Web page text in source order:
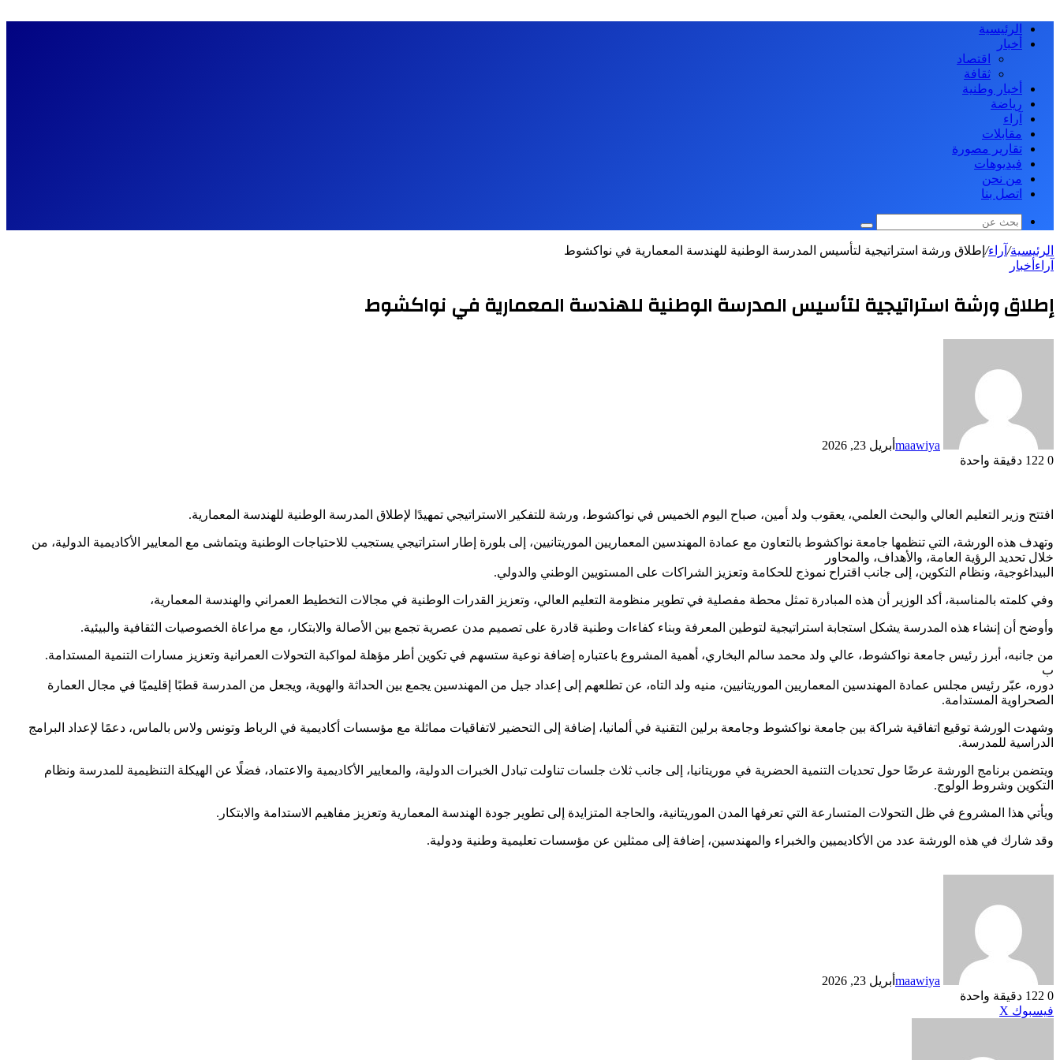
الرئيسية
أخبار
اقتصاد
ثقافة
أخبار وطنية
رياضة
آراء
مقابلات
تقارير مصورة
فيديوهات
من نحن
اتصل بنا
بحث
عن
الرئيسية/ آراء/ إطلاق ورشة استراتيجية لتأسيس المدرسة الوطنية للهندسة المعمارية في نواكشوط
آراء أخبار
إطلاق ورشة استراتيجية لتأسيس المدرسة الوطنية للهندسة المعمارية في نواكشوط
maawiya أبريل 23, 2026
0
دقيقة واحدة
افتتح وزير التعليم العالي والبحث العلمي، يعقوب ولد أمين، صباح اليوم الخميس في نواكشوط، ورشة للتفكير الاستراتيجي تمهيدًا لإطلاق المدرسة الوطنية للهندسة المعمارية.
وتهدف هذه الورشة، التي تنظمها جامعة نواكشوط بالتعاون مع عمادة المهندسين المعماريين الموريتانيين، إلى بلورة إطار استراتيجي يستجيب للاحتياجات الوطنية ويتماشى مع المعايير الأكاديمية الدولية، من
خلال تحديد الرؤية العامة، والأهداف، والمحاور
البيداغوجية، ونظام التكوين، إلى جانب اقتراح نموذج للحكامة وتعزيز الشراكات على المستويين الوطني والدولي.
وفي كلمته بالمناسبة، أكد الوزير أن هذه المبادرة تمثل محطة مفصلية في تطوير منظومة التعليم العالي، وتعزيز القدرات الوطنية في مجالات التخطيط العمراني والهندسة المعمارية،
وأوضح أن إنشاء هذه المدرسة يشكل استجابة استراتيجية لتوطين المعرفة وبناء كفاءات وطنية قادرة على تصميم مدن عصرية تجمع بين الأصالة والابتكار، مع مراعاة الخصوصيات الثقافية والبيئية.
من جانبه، أبرز رئيس جامعة نواكشوط، عالي ولد محمد سالم البخاري، أهمية المشروع باعتباره إضافة نوعية ستسهم في تكوين أطر مؤهلة لمواكبة التحولات العمرانية وتعزيز مسارات التنمية المستدامة.
ب
دوره، عبّر رئيس مجلس عمادة المهندسين المعماريين الموريتانيين، منيه ولد التاه، عن تطلعهم إلى إعداد جيل من المهندسين يجمع بين الحداثة والهوية، ويجعل من المدرسة قطبًا إقليميًا في مجال العمارة
الصحراوية المستدامة.
وشهدت الورشة توقيع اتفاقية شراكة بين جامعة نواكشوط وجامعة برلين التقنية في ألمانيا، إضافة إلى التحضير لاتفاقيات مماثلة مع مؤسسات أكاديمية في الرباط وتونس ولاس بالماس، دعمًا لإعداد البرامج
الدراسية للمدرسة.
ويتضمن برنامج الورشة عرضًا حول تحديات التنمية الحضرية في موريتانيا، إلى جانب ثلاث جلسات تناولت تبادل الخبرات الدولية، والمعايير الأكاديمية والاعتماد، فضلًا عن الهيكلة التنظيمية للمدرسة ونظام
التكوين وشروط الولوج.
ويأتي هذا المشروع في ظل التحولات المتسارعة التي تعرفها المدن الموريتانية، والحاجة المتزايدة إلى تطوير جودة الهندسة المعمارية وتعزيز مفاهيم الاستدامة والابتكار.
وقد شارك في هذه الورشة عدد من الأكاديميين والخبراء والمهندسين، إضافة إلى ممثلين عن مؤسسات تعليمية وطنية ودولية.
maawiya أبريل 23, 2026
0
دقيقة واحدة
فيسبوك X